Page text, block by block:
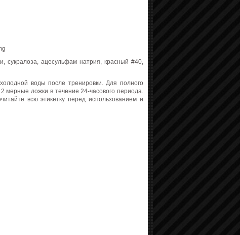
сукралоза, ацесульфам натрия, красный #40,
воды после тренировки. Для полного
ложки в течение 24-часового периода.
всю этикетку перед использованием и